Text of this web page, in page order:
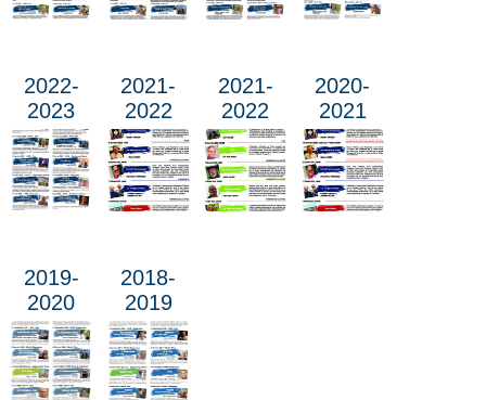
2022-
2023
2021-
2022
2021-
2022
2020-
2021
2019-
2020
2018-
2019